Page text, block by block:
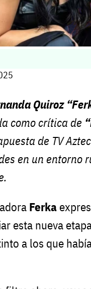
Quiroz
como crítica de
de TV
en un entorno
Ferka
esta nueva
a los que